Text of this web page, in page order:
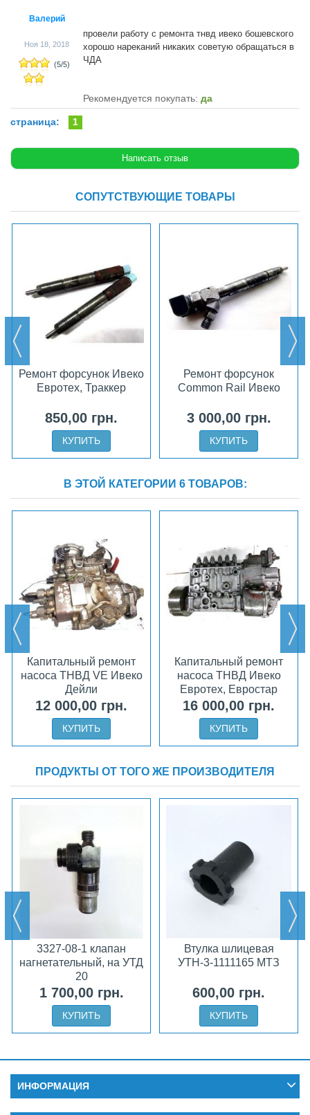
Валерий
Ноя 18, 2018
(5/5)
провели работу с ремонта тнвд ивеко бошевского
хорошо нареканий никаких советую обращаться в
ЧДА
Рекомендуется покупать: да
страница: 1
СОПУТСТВУЮЩИЕ ТОВАРЫ
Ремонт форсунок Ивеко
Евротех, Траккер
850,00 грн.
КУПИТЬ
Ремонт форсунок
Common Rail Ивеко
3 000,00 грн.
КУПИТЬ
В ЭТОЙ КАТЕГОРИИ 6 ТОВАРОВ:
Капитальный ремонт
насоса ТНВД VE Ивеко
Дейли
12 000,00 грн.
КУПИТЬ
Капитальный ремонт
насоса ТНВД Ивеко
Евротех, Евростар
16 000,00 грн.
КУПИТЬ
ПРОДУКТЫ ОТ ТОГО ЖЕ ПРОИЗВОДИТЕЛЯ
3327-08-1 клапан
нагнетательный, на УТД
20
1 700,00 грн.
КУПИТЬ
Втулка шлицевая
УТН-3-1111165 МТЗ
600,00 грн.
КУПИТЬ
ИНФОРМАЦИЯ